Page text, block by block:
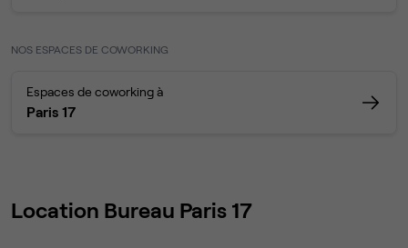
NOS ESPACES DE COWORKING
Espaces de coworking à
Paris 17
Location Bureau Paris 17